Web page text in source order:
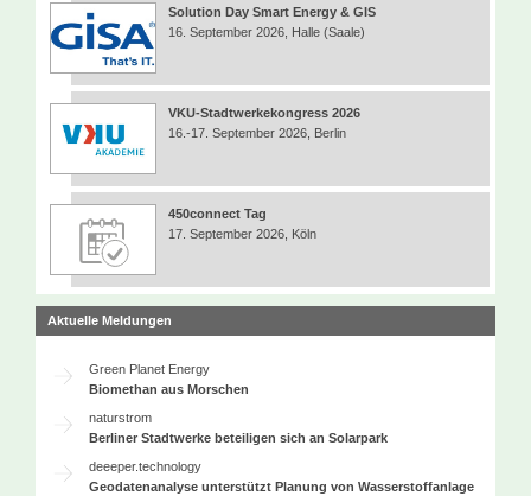
Solution Day Smart Energy & GIS
16. September 2026, Halle (Saale)
VKU-Stadtwerkekongress 2026
16.-17. September 2026, Berlin
450connect Tag
17. September 2026, Köln
Aktuelle Meldungen
Green Planet Energy
Biomethan aus Morschen
naturstrom
Berliner Stadtwerke beteiligen sich an Solarpark
deeeper.technology
Geodatenanalyse unterstützt Planung von Wasserstoffanlage